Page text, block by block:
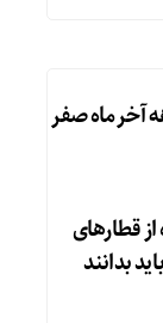
آخر ماه صفر
قطارهای
بدانند